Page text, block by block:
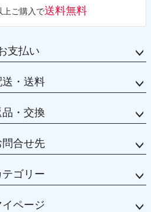
上ご購入で送料無料
支払い
送・送料
品・交換
問合せ先
テゴリー
イページ